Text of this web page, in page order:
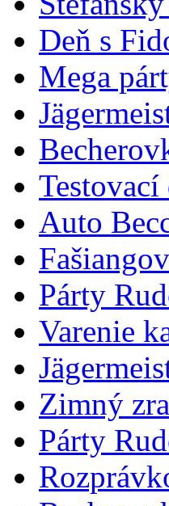
Deň s
Mega
Auto
Párty
Varenie
Zimný
Párty